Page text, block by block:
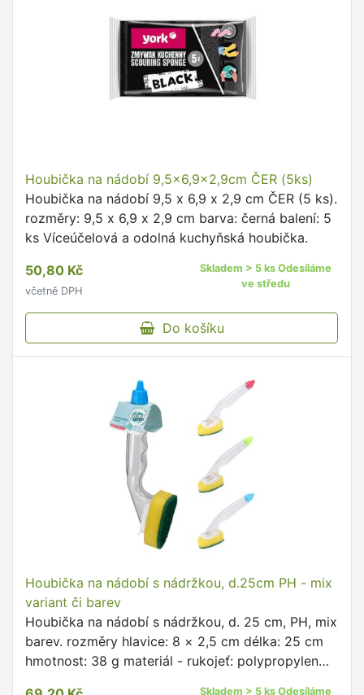
Houbička na nádobí 9,5x6,9x2,9cm ČER (5ks)
Houbička na nádobí 9,5 x 6,9 x 2,9 cm ČER (5 ks).
rozměry: 9,5 x 6,9 x 2,9 cm barva: černá balení: 5
ks Víceúčelová a odolná kuchyňská houbička.
50,80 Kč
včetně DPH
Skladem > 5 ks Odesíláme
ve středu
Do košíku
Houbička na nádobí s nádržkou, d.25cm PH - mix
variant či barev
Houbička na nádobí s nádržkou, d. 25 cm, PH, mix
barev. rozměry hlavice: 8 × 2,5 cm délka: 25 cm
hmotnost: 38 g materiál - rukojeť: polypropylen
Skladem > 5 ks Odesíláme